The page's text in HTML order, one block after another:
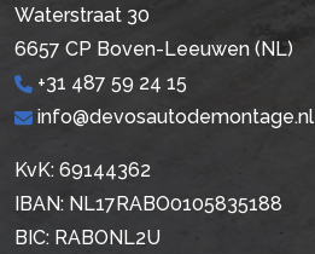
Waterstraat 30
6657 CP Boven-Leeuwen (NL)
+31 487 59 24 15
info@devosautodemontage.nl
KvK: 69144362
IBAN: NL17RABO0105835188
BIC: RABONL2U